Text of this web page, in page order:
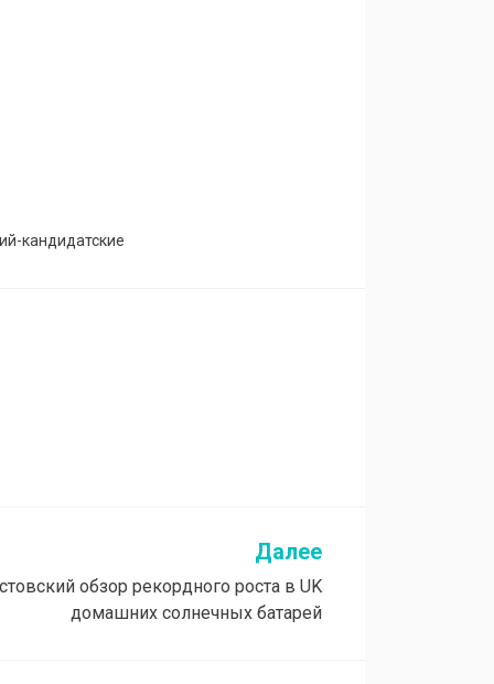
кандидатские
Далее
обзор рекордного роста в UK
домашних солнечных батарей